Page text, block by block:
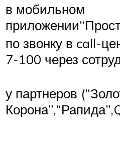
в мобильном
по звонку в call-
7-100 через
у партнеров